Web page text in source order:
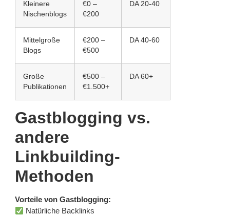
Kleinere
Nischenblogs
€0 –
€200
DA 20-40
Mittelgroße
Blogs
€200 –
€500
DA 40-60
Große
Publikationen
€500 –
€1.500+
DA 60+
Gastblogging vs.
andere
Linkbuilding-
Methoden
Vorteile von Gastblogging:
Natürliche Backlinks